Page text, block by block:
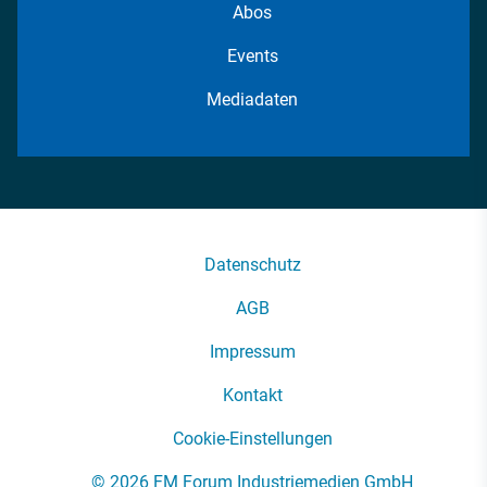
Abos
Events
Mediadaten
Datenschutz
AGB
Impressum
Kontakt
Cookie-Einstellungen
© 2026 FM Forum Industriemedien GmbH